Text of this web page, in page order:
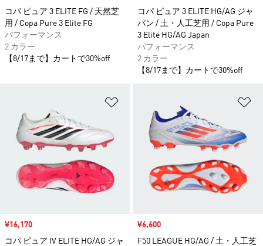
コパ ピュア 3 ELITE FG / 天然芝
用 / Copa Pure 3 Elite FG
パフォーマンス
2 カラー
【8/17まで】カートで30%off
コパ ピュア 3 ELITE HG/AG ジャ
パン / 土・人工芝用 / Copa Pure
3 Elite HG/AG Japan
パフォーマンス
2 カラー
【8/17まで】カートで30%off
セール価格
¥16,170
コパ ピュア IV ELITE HG/AG ジャ
セール価格
¥6,600
F50 LEAGUE HG/AG / 土・人工芝